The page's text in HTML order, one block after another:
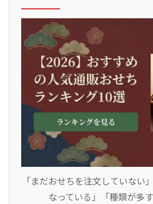
「まだおせちを注文していない
なっている」「種類が多